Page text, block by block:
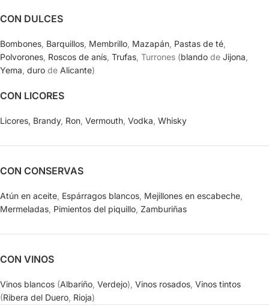
CON DULCES
Bombones Barquillos Membrillo Mazapán Pastas de té
Polvorones Roscos de anís Trufas , Turrones (blando de Jijona
Yema duro de Alicante)
CON LICORES
Licores, Brandy, Ron Vermouth Vodka Whisky
CON CONSERVAS
Atún en aceite Espárragos blancos Mejillones en escabeche
Mermeladas Pimientos del piquillo Zamburiñas
CON VINOS
Vinos blancos (Albariño Verdejo), Vinos rosados Vinos tintos
(Ribera del Duero Rioja)